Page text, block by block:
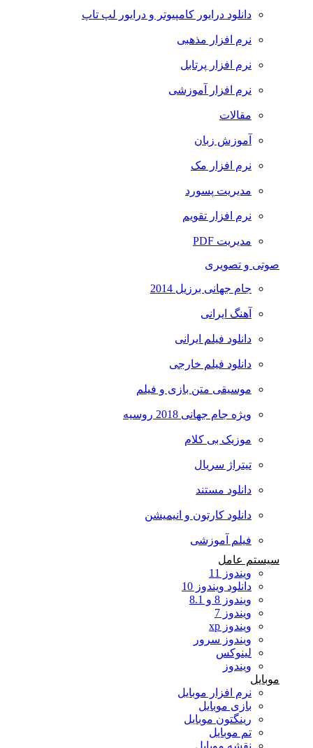
دانلود درایور کامپیوتر و درایور لپ تاپ
نرم افزار مذهبی
نرم افزار پرتابل
نرم افزار آموزشی
مقالات
آموزش زبان
نرم افزار مک
مدیریت پسورد
نرم افزار تقویم
مدیریت PDF
صوتی و تصویری
جام جهانی برزیل 2014
آهنگ ایرانی
دانلود فیلم ایرانی
دانلود فیلم خارجی
موسیقی متن بازی و فیلم
ویژه جام جهانی 2018 روسیه
موزیک بی کلام
تیتراژ سریال
دانلود مستند
دانلود کارتون و انیمیشن
فیلم آموزشی
سیستم عامل
ویندوز 11
دانلود ویندوز 10
ویندوز 8 و 8.1
ویندوز 7
ویندوز xp
ویندوز سرور
لینوکس
ویندوز
نرم افزار موبایل
بازی موبایل
رینگتون موبایل
تم موبایل
نقشه موبایل